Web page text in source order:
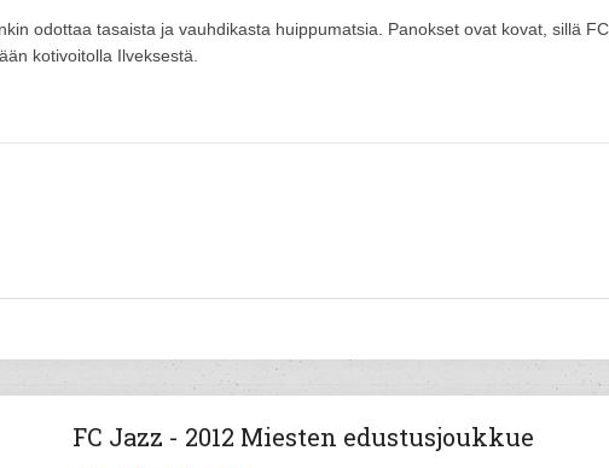
odottaa tasaista ja vauhdikasta huippumatsia. Panokset ovat kovat, sillä FC
kotivoitolla Ilveksestä.
FC Jazz - 2012 Miesten edustusjoukkue